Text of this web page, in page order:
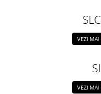
VEZI MAI
VEZI MAI